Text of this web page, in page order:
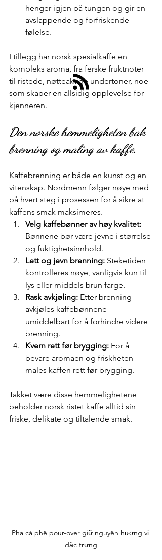
henger igjen på tungen og gir en
avslappende og forfriskende
følelse.
I tillegg har norsk spesialkaffe en
kompleks aroma, fra ferske fruktnoter
til ristede, nøtteaktige undertoner, noe
som skaper en allsidig opplevelse for
kjenneren.
Den norske hemmeligheten bak
brenning og maling av kaffe.
Kaffebrenning er både en kunst og en
vitenskap. Nordmenn følger nøye med
på hvert steg i prosessen for å sikre at
kaffens smak maksimeres.
Velg kaffebønner av høy kvalitet:
Bønnene bør være jevne i størrelse
og fuktighetsinnhold.
Lett og jevn brenning: Steketiden
kontrolleres nøye, vanligvis kun til
lys eller middels brun farge.
Rask avkjøling: Etter brenning
avkjøles kaffebønnene
umiddelbart for å forhindre videre
brenning.
Kvern rett før brygging: For å
bevare aromaen og friskheten
males kaffen rett før brygging.
Takket være disse hemmelighetene
beholder norsk ristet kaffe alltid sin
friske, delikate og tiltalende smak.
Pha cà phê pour-over giữ nguyên hương vị
đặc trưng